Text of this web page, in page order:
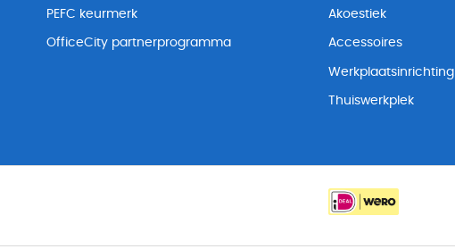
PEFC keurmerk
OfficeCity partnerprogramma
Akoestiek
Accessoires
Werkplaatsinrichting
Thuiswerkplek